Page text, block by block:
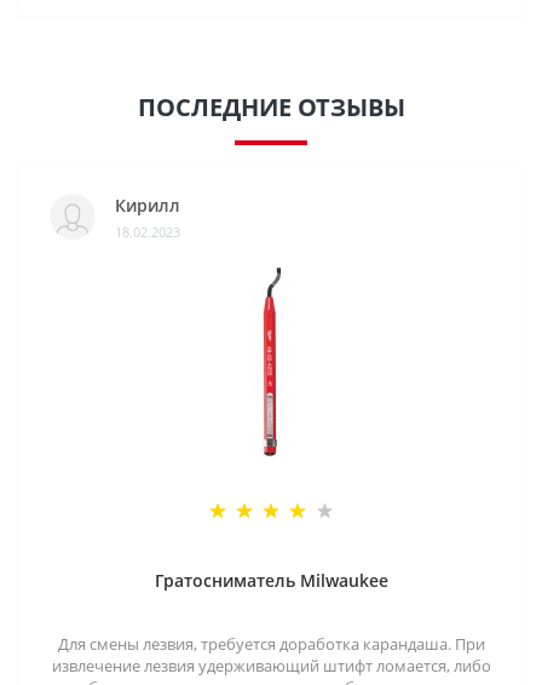
ПОСЛЕДНИЕ ОТЗЫВЫ
Кирилл
18.02.2023
Гратосниматель Milwaukee
Для смены лезвия, требуется доработка карандаша. При
извлечение лезвия удерживающий штифт ломается, либо